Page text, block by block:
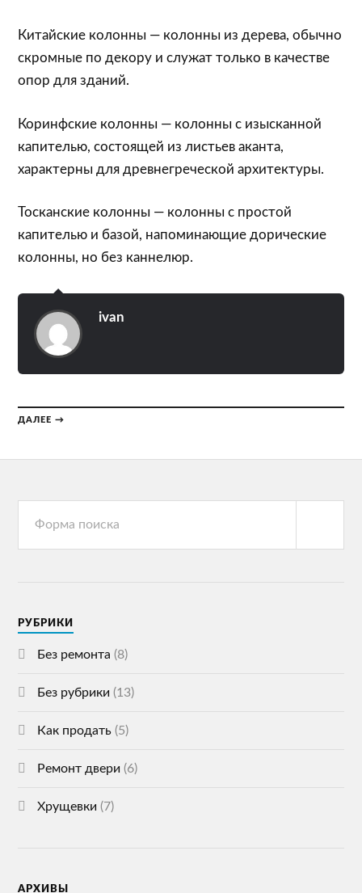
Китайские колонны — колонны из дерева, обычно
скромные по декору и служат только в качестве
опор для зданий.
Коринфские колонны — колонны с изысканной
капителью, состоящей из листьев аканта,
характерны для древнегреческой архитектуры.
Тосканские колонны — колонны с простой
капителью и базой, напоминающие дорические
колонны, но без каннелюр.
ivan
ДАЛЕЕ →
РУБРИКИ
Без ремонта (8)
Без рубрики (13)
Как продать (5)
Ремонт двери (6)
Хрущевки (7)
АРХИВЫ